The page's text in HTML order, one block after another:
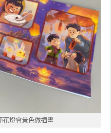
花燈會景色做插畫